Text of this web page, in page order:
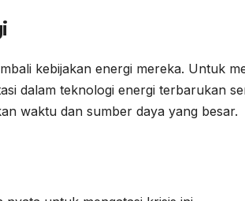
kebijakan energi mereka. Untuk
dalam teknologi energi terbarukan
waktu dan sumber daya yang besar.